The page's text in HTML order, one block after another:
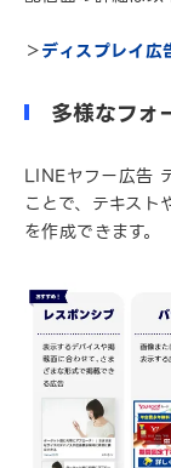
＞ディスプレイ広
多様なフォ
LINEヤフー広告
ことで、テキス
を作成できます。